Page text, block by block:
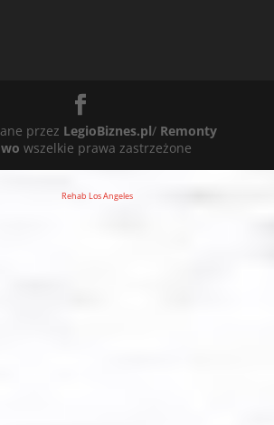
przez LegioBiznes.pl/ Remonty
wszelkie prawa zastrzeżone
Rehab Los Angeles